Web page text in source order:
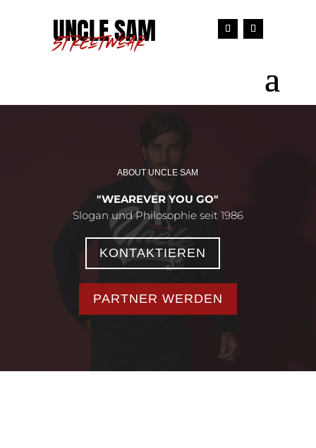
UNCLE SAM
STREETWEAR
ABOUT UNCLE SAM
"WEAREVER YOU GO"
Slogan und Philosophie seit 1986
KONTAKTIEREN
PARTNER WERDEN